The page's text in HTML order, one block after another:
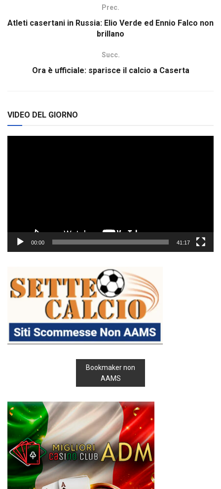
Prec.
Atleti casertani in Russia: Elio Verde ed Ennio Falco non
brillano
Succ.
Ora è ufficiale: sparisce il calcio a Caserta
VIDEO DEL GIORNO
00:00 41:17
Bookmaker non
AAMS